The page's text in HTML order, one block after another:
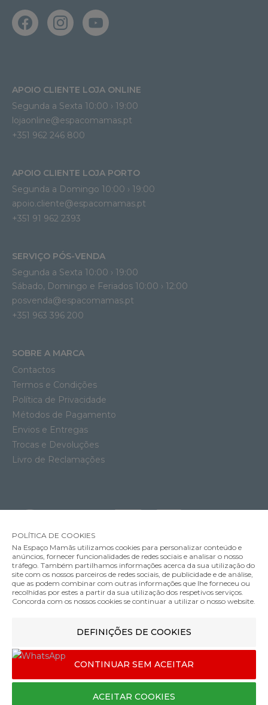
Peluche Doomoo Doudou You & Me Almond
APOIO CLIENTE LOJA ONLINE
Segunda a Sexta 10:00 › 19:00
lojaonline@espacomamas.pt
+351 962 246 800
APOIO CLIENTE LOJA PORTO
Segunda a Domingo 10:00 › 19:00
apoio.cliente@espacomamas.pt
+351 91 962 2393
SERVIÇO PÓS-VENDA
Segunda a Sexta 10:00 › 19:00
Sábado, Domingo e Feriados 10:00 › 12:00
posvenda@espacomamas.pt
+351 963 396 200
SOBRE A MARCA
Contactos
Termos e Condições
Política de Privacidade
Métodos de Pagamento
Envios e Entregas
Trocas e Devoluções
Livro de Reclamações
MÉTODOS DE ENVIO
MÉTODOS DE PAGAMENTO
Designed & developed by
©Espaço mamãs. Todos os direitos reservados
POLÍTICA DE COOKIES
Na Espaço Mamãs utilizamos cookies para personalizar conteúdo e
anúncios, fornecer funcionalidades de redes sociais e analisar o nosso
tráfego. Também partilhamos informações acerca da sua utilização do
site com os nossos parceiros de redes sociais, de publicidade e de análise,
que as podem combinar com outras informações que lhe forneceu ou
recolhidas por estes a partir da sua utilização dos respetivos serviços.
Concorda com os nossos cookies se continuar a utilizar o nosso website.
DEFINIÇÕES DE COOKIES
CONTINUAR SEM ACEITAR
ACEITAR COOKIES